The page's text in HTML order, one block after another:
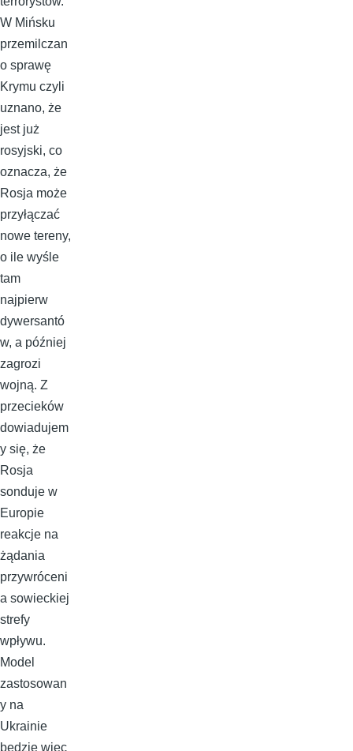
W Mińsku
przemilczan
o sprawę
Krymu czyli
uznano, że
jest już
rosyjski, co
oznacza, że
Rosja może
przyłączać
nowe tereny,
o ile wyśle
tam
najpierw
dywersantó
w, a później
zagrozi
wojną. Z
przecieków
dowiadujem
y się, że
Rosja
sonduje w
Europie
reakcje na
żądania
przywróceni
a sowieckiej
strefy
wpływu.
Model
zastosowan
y na
Ukrainie
będzie więc